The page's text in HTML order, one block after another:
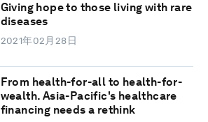
Giving hope to those living with rare
diseases
2021年02月28日
From health-for-all to health-for-
wealth. Asia-Pacific's healthcare
financing needs a rethink